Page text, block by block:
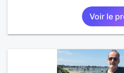
Voir le